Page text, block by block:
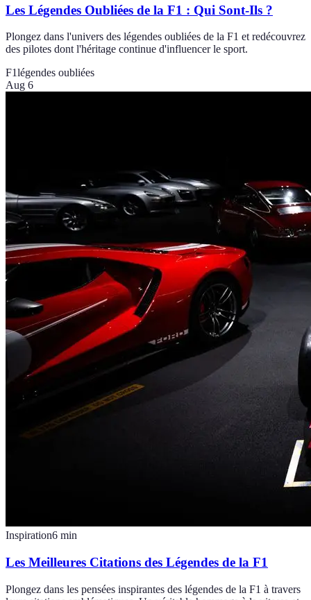
Les Légendes Oubliées de la F1 : Qui Sont-Ils ?
Plongez dans l'univers des légendes oubliées de la F1 et redécouvrez
des pilotes dont l'héritage continue d'influencer le sport.
F1légendes oubliées
Aug 6
Inspiration6 min
Les Meilleures Citations des Légendes de la F1
Plongez dans les pensées inspirantes des légendes de la F1 à travers